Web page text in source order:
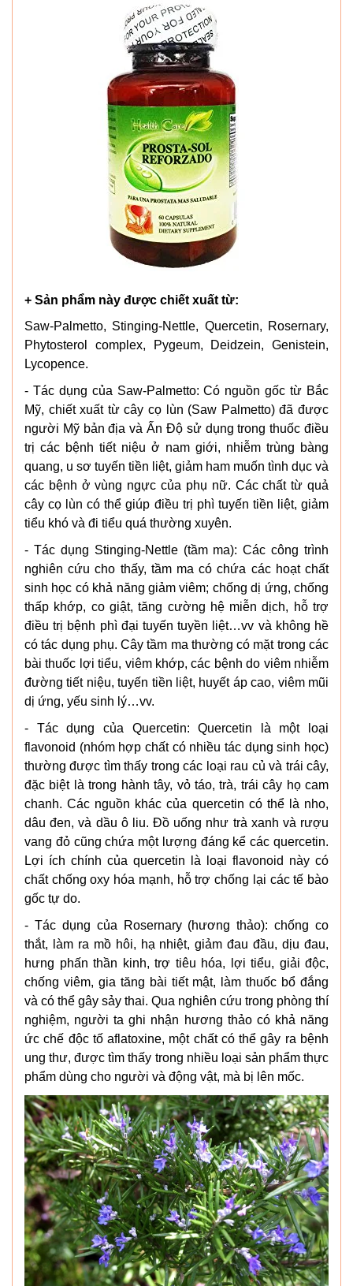
+ Sản phẩm này được chiết xuất từ:
Saw-Palmetto, Stinging-Nettle, Quercetin, Rosernary,
Phytosterol complex, Pygeum, Deidzein, Genistein,
Lycopence.
- Tác dụng của Saw-Palmetto: Có nguồn gốc từ Bắc
Mỹ, chiết xuất từ cây cọ lùn (Saw Palmetto) đã được
người Mỹ bản địa và Ấn Độ sử dụng trong thuốc điều
trị các bệnh tiết niệu ở nam giới, nhiễm trùng bàng
quang, u sơ tuyến tiền liệt, giảm ham muốn tình dục và
các bệnh ở vùng ngực của phụ nữ. Các chất từ quả
cây cọ lùn có thể giúp điều trị phì tuyến tiền liệt, giảm
tiểu khó và đi tiểu quá thường xuyên.
- Tác dụng Stinging-Nettle (tầm ma): Các công trình
nghiên cứu cho thấy, tầm ma có chứa các hoạt chất
sinh học có khả năng giảm viêm; chống dị ứng, chống
thấp khớp, co giật, tăng cường hệ miễn dịch, hỗ trợ
điều trị bệnh phì đại tuyến tuyền liệt…vv và không hề
có tác dụng phụ. Cây tầm ma thường có mặt trong các
bài thuốc lợi tiểu, viêm khớp, các bệnh do viêm nhiễm
đường tiết niệu, tuyến tiền liệt, huyết áp cao, viêm mũi
dị ứng, yếu sinh lý…vv.
- Tác dụng của Quercetin: Quercetin là một loại
flavonoid (nhóm hợp chất có nhiều tác dụng sinh học)
thường được tìm thấy trong các loại rau củ và trái cây,
đặc biệt là trong hành tây, vỏ táo, trà, trái cây họ cam
chanh. Các nguồn khác của quercetin có thể là nho,
dâu đen, và dầu ô liu. Đồ uống như trà xanh và rượu
vang đỏ cũng chứa một lượng đáng kể các quercetin.
Lợi ích chính của quercetin là loại flavonoid này có
chất chống oxy hóa mạnh, hỗ trợ chống lại các tế bào
gốc tự do.
- Tác dụng của Rosernary (hương thảo): chống co
thắt, làm ra mồ hôi, hạ nhiệt, giảm đau đầu, dịu đau,
hưng phấn thần kinh, trợ tiêu hóa, lợi tiểu, giải độc,
chống viêm, gia tăng bài tiết mật, làm thuốc bổ đắng
và có thể gây sảy thai. Qua nghiên cứu trong phòng thí
nghiệm, người ta ghi nhận hương thảo có khả năng
ức chế độc tố aflatoxine, một chất có thể gây ra bệnh
ung thư, được tìm thấy trong nhiều loại sản phẩm thực
phẩm dùng cho người và động vật, mà bị lên mốc.